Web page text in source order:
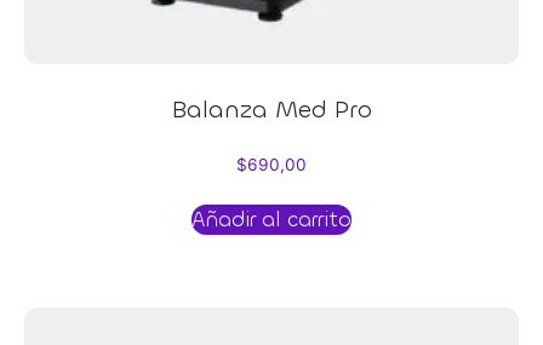
Balanza Med Pro
$690,00
Añadir al carrito